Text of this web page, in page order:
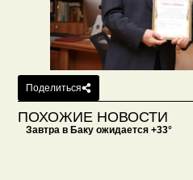
Поделиться
ПОХОЖИЕ НОВОСТИ
Завтра в Баку ожидается +33°